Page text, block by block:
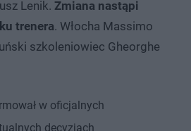
Lenik. Zmiana nastąpi
trenera. Włocha Massimo
szkoleniowiec Gheorghe
w oficjalnych
decyzjach